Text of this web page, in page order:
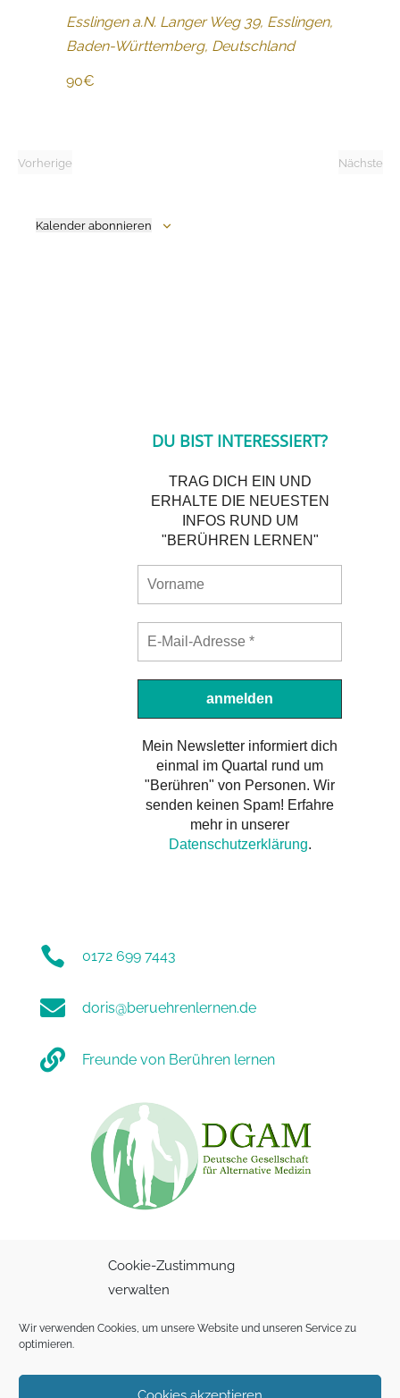
Cookie-Zustimmung
verwalten
Wir verwenden Cookies, um unsere Website und unseren Service zu
optimieren.
Esslingen a.N. Langer Weg 39, Esslingen,
Baden-Württemberg, Deutschland
90€
Vorherige
Nächste
Kalender abonnieren
DU BIST INTERESSIERT?
TRAG DICH EIN UND
ERHALTE DIE NEUESTEN
INFOS RUND UM
"BERÜHREN LERNEN"
Mein Newsletter informiert dich
einmal im Quartal rund um
"Berühren" von Personen. Wir
senden keinen Spam! Erfahre
mehr in unserer
Datenschutzerklärung.
 0172 699 7443
 doris@beruehrenlernen.de
 Freunde von Berühren lernen